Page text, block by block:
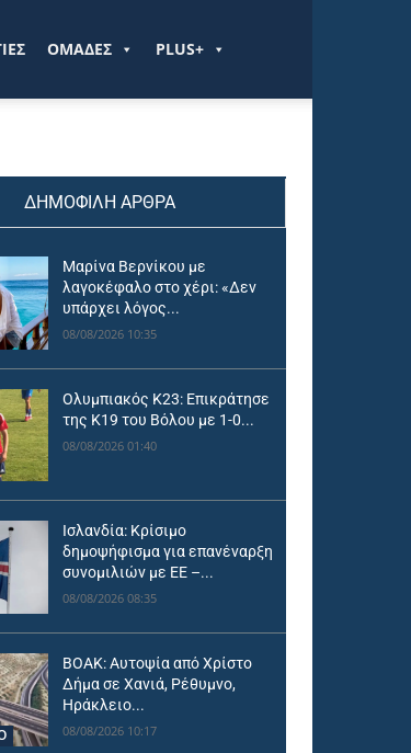
ΟΜΑΔΕΣ PLUS+
ΔΗΜΟΦΙΛΗ ΑΡΘΡΑ
Μαρίνα Βερνίκου με
λαγοκέφαλο στο χέρι: «Δεν
υπάρχει λόγος...
08/08/2026 10:35
Ολυμπιακός Κ23: Επικράτησε
της Κ19 του Βόλου με 1-0...
08/08/2026 01:40
Ισλανδία: Κρίσιμο
δημοψήφισμα για επανέναρξη
συνομιλιών με ΕΕ –...
08/08/2026 08:35
ΒΟΑΚ: Αυτοψία από Χρίστο
Δήμα σε Χανιά, Ρέθυμνο,
Ηράκλειο...
08/08/2026 10:17